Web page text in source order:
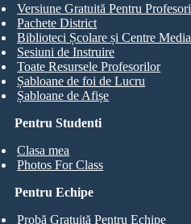
Pentru Studenti
Clasa mea
Photos For Class
Versiune Gratuită Pentru Profesori
Pachete District
Biblioteci Școlare și Centre Media
Sesiuni de Instruire
Toate Resursele Profesorilor
Șabloane de foi de Lucru
Șabloane de Afișe
Pentru Echipe
Probă Gratuită Pentru Echipe